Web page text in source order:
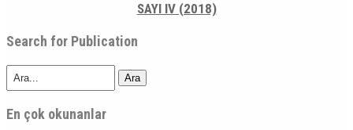
SAYI IV (2018)
Search for Publication
Ara
En çok okunanlar